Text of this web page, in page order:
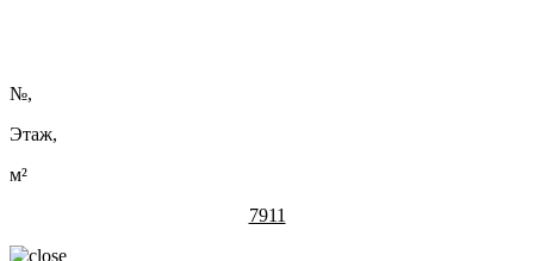
№,
Этаж,
м²
7911